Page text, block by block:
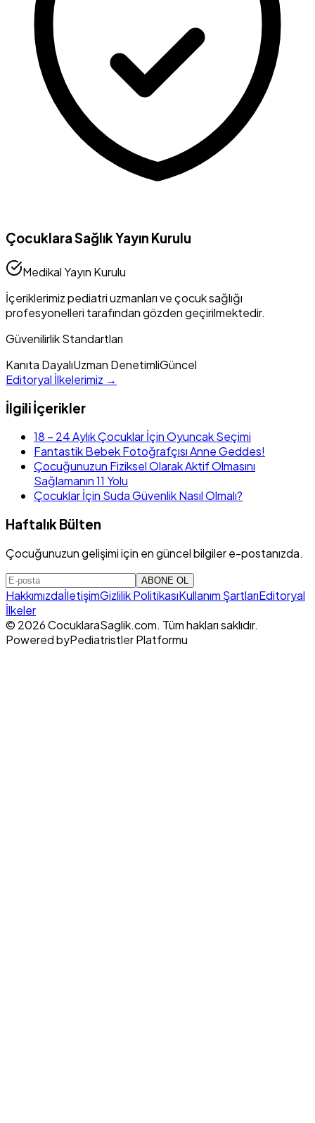
Çocuklara Sağlık Yayın Kurulu
Medikal Yayın Kurulu
İçeriklerimiz pediatri uzmanları ve çocuk sağlığı
profesyonelleri tarafından gözden geçirilmektedir.
Güvenilirlik Standartları
Kanıta DayalıUzman DenetimliGüncel
Editoryal İlkelerimiz →
İlgili İçerikler
18 – 24 Aylık Çocuklar İçin Oyuncak Seçimi
Fantastik Bebek Fotoğrafçısı Anne Geddes!
Çocuğunuzun Fiziksel Olarak Aktif Olmasını
Sağlamanın 11 Yolu
Çocuklar İçin Suda Güvenlik Nasıl Olmalı?
Haftalık Bülten
Çocuğunuzun gelişimi için en güncel bilgiler e-postanızda.
ABONE OL
HakkımızdaİletişimGizlilik PolitikasıKullanım ŞartlarıEditoryal
İlkeler
© 2026 CocuklaraSaglik.com. Tüm hakları saklıdır.
Powered byPediatristler Platformu